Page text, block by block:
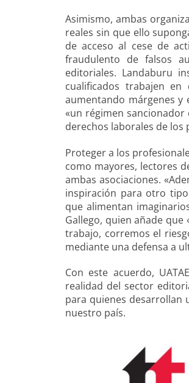
Asimismo, ambas
reales sin que ello
de acceso al cese de
fraudulento de falsos
editoriales. Landaburu
cualificados trabajen
aumentando márgenes y
«un régimen
derechos laborales de los
Proteger a los
como mayores, lectores
ambas asociaciones.
inspiración para otro
que alimentan
Gallego, quien añade
trabajo, corremos el
mediante una defensa a
Con este acuerdo,
realidad del sector
para quienes desarrollan
nuestro país.